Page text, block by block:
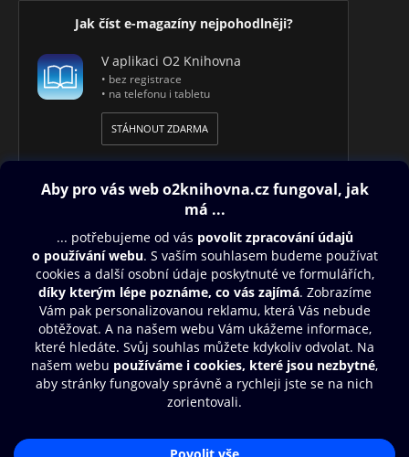
Jak číst e-magazíny nejpohodlněji?
V aplikaci O2 Knihovna
• bez registrace
• na telefonu i tabletu
STÁHNOUT ZDARMA
Obsah ke stažení
Moje O2 Knihovna
Další zábava
© O2 Czech Republic a.s.